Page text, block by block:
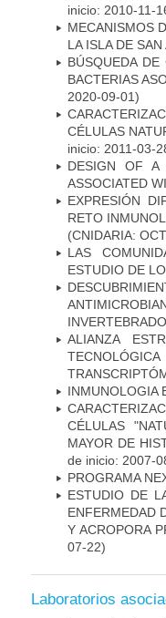
inicio: 2010-11-
MECANISMOS
LA ISLA DE SAN
BÚSQUEDA
BACTERIAS
2020-09-01)
CÉLULAS
inicio: 2011-03-
DESIGN OF A
ASSOCIATED
EXPRESIÓN
RETO
(CNIDARIA:
LAS
ESTUDIO DE
ALIANZA
INMUNOLOGIA
CÉLULAS
MAYOR DE
de inicio: 2007-
PROGRAMA
ESTUDIO DE
ENFERMEDAD
Y ACROPORA
07-22)
Laboratorios